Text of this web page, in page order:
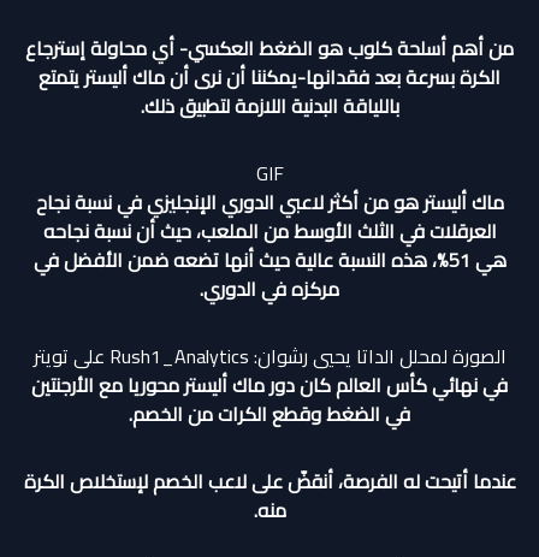
من أهم أسلحة كلوب هو الضغط العكسي- أي محاولة إسترجاع
الكرة بسرعة بعد فقدانها-يمكننا أن نرى أن ماك أليستر يتمتع
باللياقة البدنية اللازمة لتطبيق ذلك.
GIF
ماك أليستر هو من أكثر لاعبي الدوري الإنجليزي في نسبة نجاح
العرقلات في الثلث الأوسط من الملعب، حيث أن نسبة نجاحه
هي 51%، هذه النسبة عالية حيث أنها تضعه ضمن الأفضل في
مركزه في الدوري.
الصورة لمحلل الداتا يحيي رشوان: Rush1_Analytics على تويتر
في نهائي كأس العالم كان دور ماك أليستر محوريا مع الأرجنتين
في الضغط وقطع الكرات من الخصم.
عندما أتيحت له الفرصة، أنقضّ على لاعب الخصم لإستخلاص الكرة
منه.